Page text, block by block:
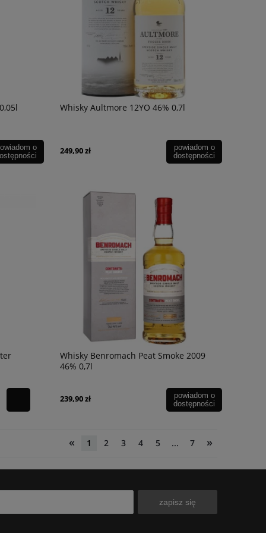
o
Whisky Aultmore 12YO 46% 0,7l
249,90 zł
powiadom o
dostępności
Whisky Benromach Peat Smoke 2009
46% 0,7l
239,90 zł
powiadom o
dostępności
« 1 2 3 4 5 ... 7 »
zapisz się